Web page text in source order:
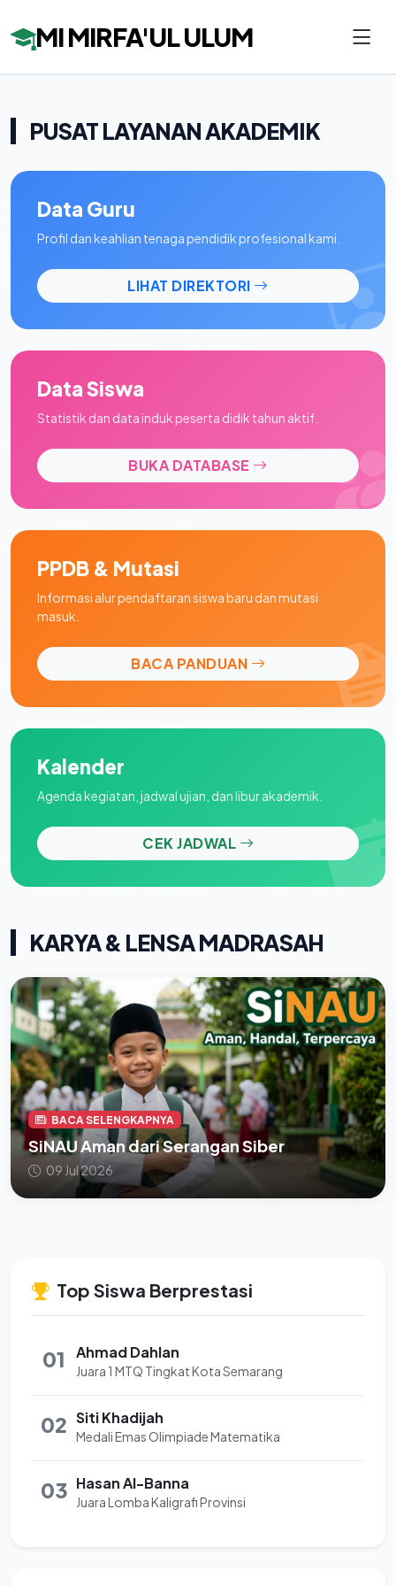
MI MIRFA'UL ULUM
PUSAT LAYANAN AKADEMIK
Data Guru
Profil dan keahlian tenaga pendidik profesional kami.
LIHAT DIREKTORI
Data Siswa
Statistik dan data induk peserta didik tahun aktif.
BUKA DATABASE
PPDB & Mutasi
Informasi alur pendaftaran siswa baru dan mutasi
masuk.
BACA PANDUAN
Kalender
Agenda kegiatan, jadwal ujian, dan libur akademik.
CEK JADWAL
KARYA & LENSA MADRASAH
BACA SELENGKAPNYA
SiNAU Aman dari Serangan Siber
09 Jul 2026
Top Siswa Berprestasi
01 Ahmad Dahlan
Juara 1 MTQ Tingkat Kota Semarang
02 Siti Khadijah
Medali Emas Olimpiade Matematika
03 Hasan Al-Banna
Juara Lomba Kaligrafi Provinsi